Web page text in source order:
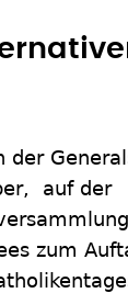
der
auf der
zum